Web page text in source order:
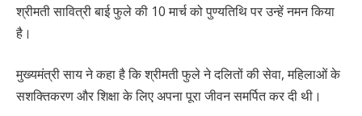
श्रीमती सावित्री बाई फुले की 10 मार्च को पुण्यतिथि पर उन्हें नमन किया
है।
मुख्यमंत्री साय ने कहा है कि श्रीमती फुले ने दलितों की सेवा, महिलाओं के
सशक्तिकरण और शिक्षा के लिए अपना पूरा जीवन समर्पित कर दी थी।